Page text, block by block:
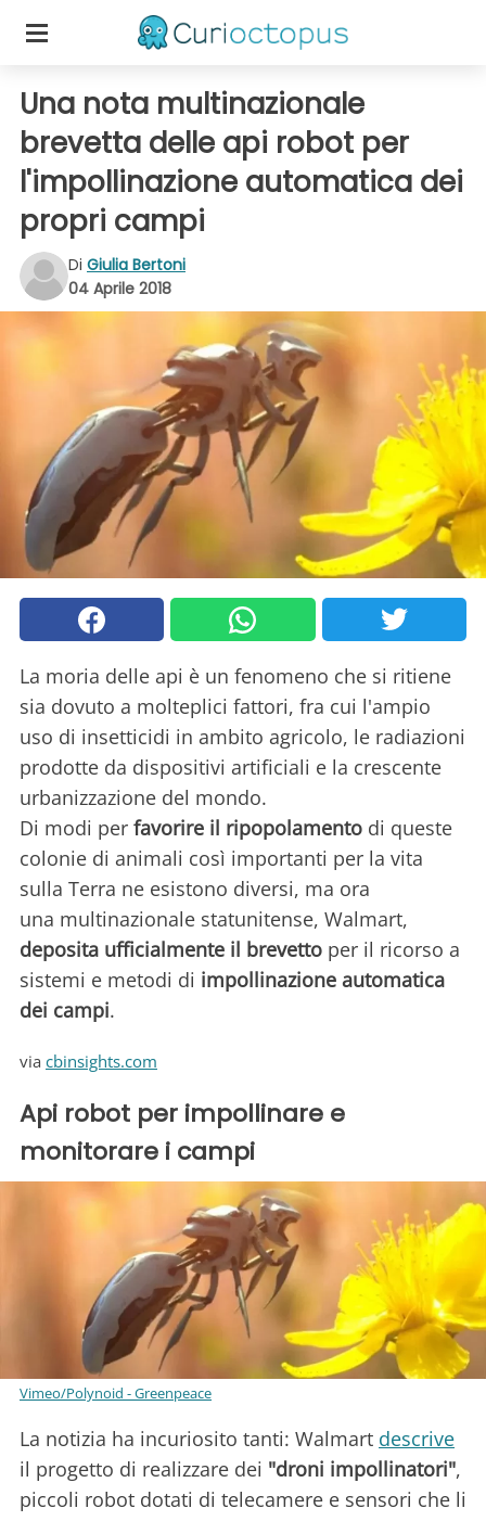
Una nota multinazionale
brevetta delle api robot per
l'impollinazione automatica dei
propri campi
Di Giulia Bertoni
04 Aprile 2018
La moria delle api è un fenomeno che si ritiene
sia dovuto a molteplici fattori, fra cui l'ampio
uso di insetticidi in ambito agricolo, le radiazioni
prodotte da dispositivi artificiali e la crescente
urbanizzazione del mondo.
Di modi per favorire il ripopolamento di queste
colonie di animali così importanti per la vita
sulla Terra ne esistono diversi, ma ora
una multinazionale statunitense, Walmart,
deposita ufficialmente il brevetto per il ricorso a
sistemi e metodi di impollinazione automatica
dei campi.
via cbinsights.com
Api robot per impollinare e
monitorare i campi
Vimeo/Polynoid - Greenpeace
La notizia ha incuriosito tanti: Walmart descrive
il progetto di realizzare dei "droni impollinatori",
piccoli robot dotati di telecamere e sensori che li